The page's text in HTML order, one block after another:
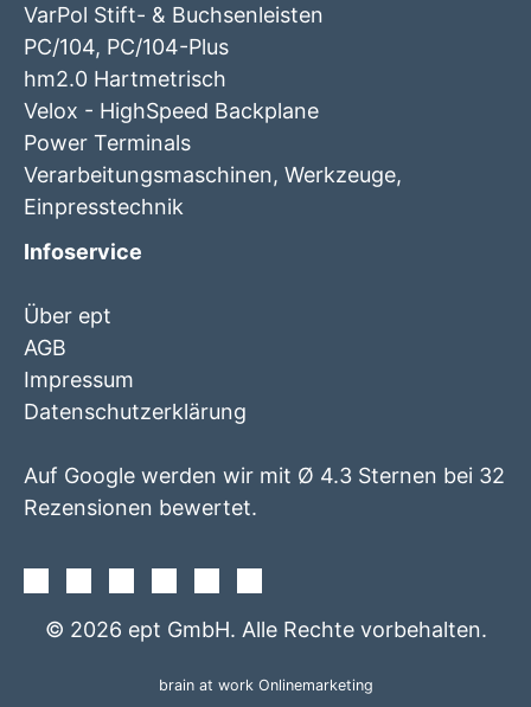
VarPol Stift- & Buchsenleisten
PC/104, PC/104-Plus
hm2.0 Hartmetrisch
Velox - HighSpeed Backplane
Power Terminals
Verarbeitungsmaschinen, Werkzeuge,
Einpresstechnik
Infoservice
Über ept
AGB
Impressum
Datenschutzerklärung
Auf Google werden wir mit Ø 4.3 Sternen bei 32
Rezensionen bewertet.
© 2026 ept GmbH. Alle Rechte vorbehalten.
brain at work Onlinemarketing